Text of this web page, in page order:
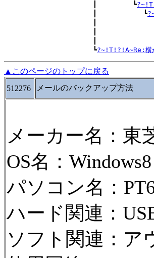
┃ 　 　 　 ┗
┃ 　 　 　 　 ┗
┃ 　 　 　 　 　
┃ 　 　 　 　 　
┃ 　 　 　 　 　
┗?~!T!?!A~Re:横
▲このページのトップに戻る
512276
メールのバックアップ方法
メーカー名：東
OS名：Windows8
パソコン名：
ハード関連：
ソフト関連：ア